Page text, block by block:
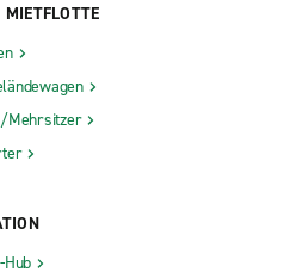
MIETFLOTTE
Mehrsitzer